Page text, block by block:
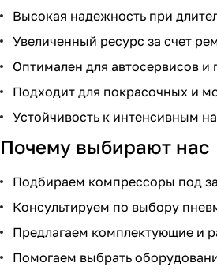
Высокая надежность при
Увеличенный ресурс за счет
Оптимален для автосервисов и
Подходит для покрасочных и
Устойчивость к интенсивным
Почему выбирают нас
Подбираем компрессоры под
Консультируем по выбору
Предлагаем комплектующие и
Помогаем выбрать